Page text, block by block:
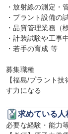
・放射線の測定・
・プラント設備の
・品質管理業務（
・計装試験や工事
・若手の育成 等
募集職種
【福島/プラント
す力になる
求めている人
必要な経験・能力